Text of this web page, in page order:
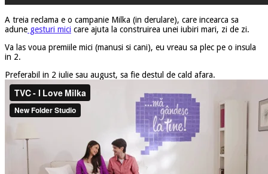
A treia reclama e o campanie Milka (in derulare), care incearca sa
adune gesturi mici care ajuta la construirea unei iubiri mari, zi de zi.
Va las voua premiile mici (manusi si cani), eu vreau sa plec pe o insula
in 2.
Preferabil in 2 iulie sau august, sa fie destul de cald afara.